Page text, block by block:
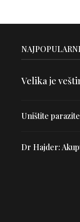
Velika je
Uništite
Dr Hajder: